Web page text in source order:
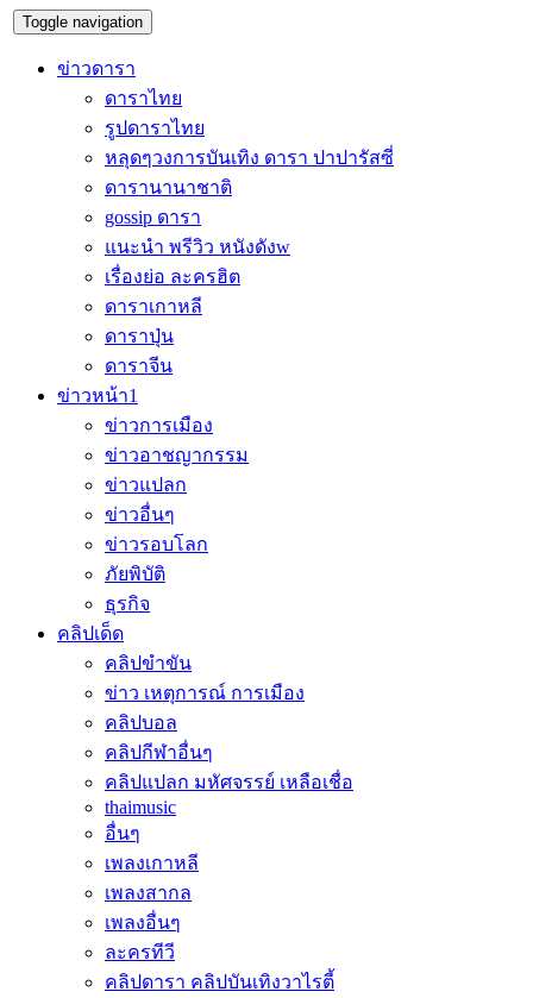
Toggle navigation
ข่าวดารา
ดาราไทย
รูปดาราไทย
หลุดๆวงการบันเทิง ดารา ปาปารัสซี่
ดารานานาชาติ
gossip ดารา
แนะนำ พรีวิว หนังดังw
เรื่องย่อ ละครฮิต
ดาราเกาหลี
ดาราปุ่น
ดาราจีน
ข่าวหน้า1
ข่าวการเมือง
ข่าวอาชญากรรม
ข่าวแปลก
ข่าวอื่นๆ
ข่าวรอบโลก
ภัยพิบัติ
ธุรกิจ
คลิปเด็ด
คลิปขำขัน
ข่าว เหตุการณ์ การเมือง
คลิปบอล
คลิปกีฬาอื่นๆ
คลิปแปลก มหัศจรรย์ เหลือเชื่อ
thaimusic
อื่นๆ
เพลงเกาหลี
เพลงสากล
เพลงอื่นๆ
ละครทีวี
คลิปดารา คลิปบันเทิงวาไรตี้